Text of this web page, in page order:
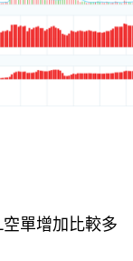
空單增加比較多